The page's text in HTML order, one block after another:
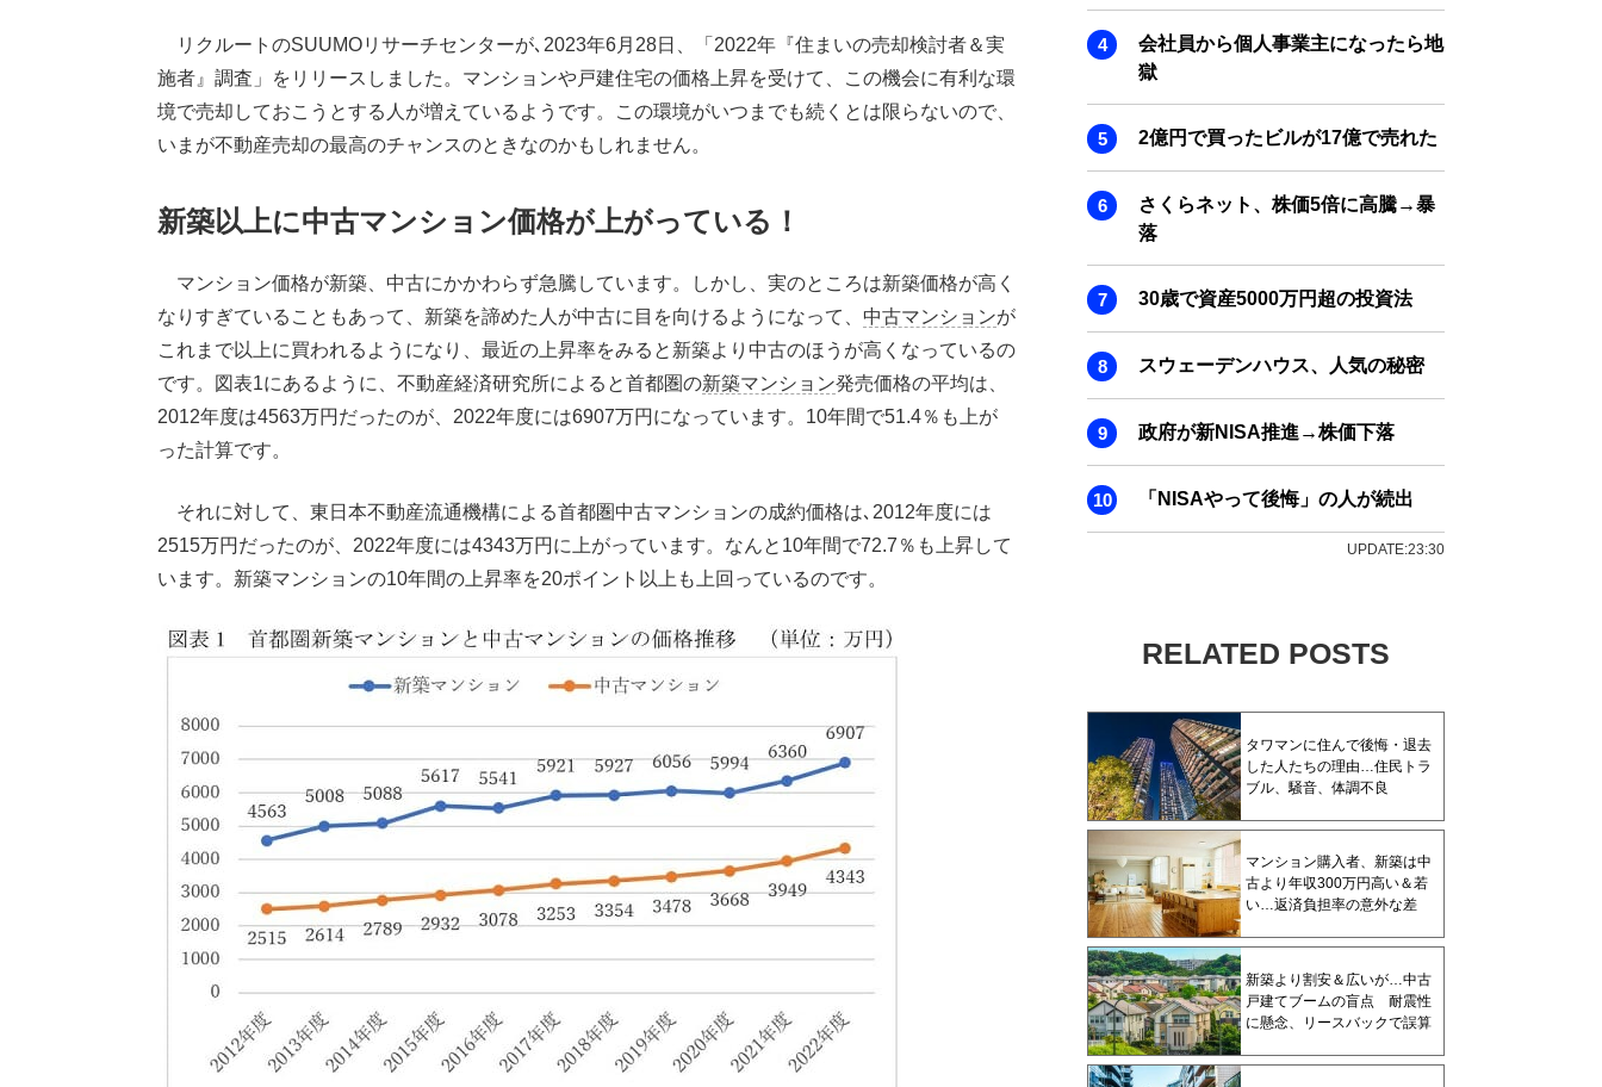
リクルートのSUUMOリサーチセンターが､2023年6月28日、「2022年『住まいの売却検討者＆実
施者』調査」をリリースしました。マンションや戸建住宅の価格上昇を受けて、この機会に有利な環
境で売却しておこうとする人が増えているようです。この環境がいつまでも続くとは限らないので、
いまが不動産売却の最高のチャンスのときなのかもしれません。
新築以上に中古マンション価格が上がっている！
マンション価格が新築、中古にかかわらず急騰しています。しかし、実のところは新築価格が高く
なりすぎていることもあって、新築を諦めた人が中古に目を向けるようになって、 中古マンションが
これまで以上に買われるようになり、最近の上昇率をみると新築より中古のほうが高くなっているの
です。図表1にあるように、不動産経済研究所によると首都圏の新築マンション発売価格の平均は、
2012年度は4563万円だったのが、2022年度には6907万円になっています。10年間で51.4％も上が
った計算です。
それに対して、東日本不動産流通機構による首都圏中古マンションの成約価格は､2012年度には
2515万円だったのが、2022年度には4343万円に上がっています。なんと10年間で72.7％も上昇して
います。新築マンションの10年間の上昇率を20ポイント以上も上回っているのです。
会社員から個人事業主になったら地
獄
2億円で買ったビルが17億で売れた
さくらネット、株価5倍に高騰→暴
落
30歳で資産5000万円超の投資法
スウェーデンハウス、人気の秘密
政府が新NISA推進→株価下落
「NISAやって後悔」の人が続出
UPDATE:23:30
RELATED POSTS
タワマンに住んで後悔・退去
した人たちの理由…住民トラ
ブル、騒音、体調不良
マンション購入者、新築は中
古より年収300万円高い＆若
い…返済負担率の意外な差
新築より割安＆広いが…中古
戸建てブームの盲点 耐震性
に懸念、リースバックで誤算